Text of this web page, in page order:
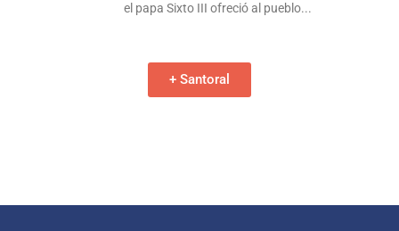
el papa Sixto III ofreció al pueblo
+ Santoral